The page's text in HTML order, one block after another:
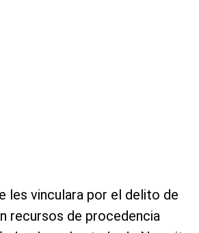
les vinculara por el delito de
recursos de procedencia